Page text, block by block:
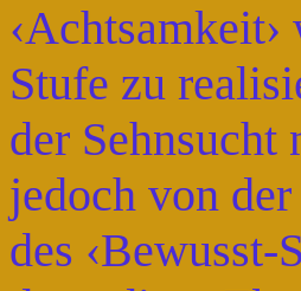
Stufe zu
der Sehnsucht
jedoch von
des ‹Bewusst-